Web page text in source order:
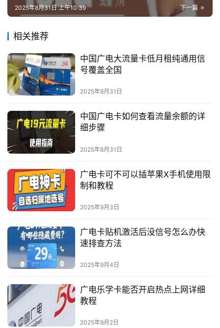
下一篇
2025年8月31日 上午10:39
相关推荐
中国广电大流量卡低月租纯通用信
号覆盖全国
2025年8月31日
中国广电卡如何查看流量余额的详
细步骤
2025年8月31日
广电卡可不可以插苹果X手机使用限
制和教程
2025年9月3日
广电卡贴机激活后没信号怎么办快
速排查方法
2025年9月4日
广电乐学卡能否开启热点上网详细
教程
2025年9月2日